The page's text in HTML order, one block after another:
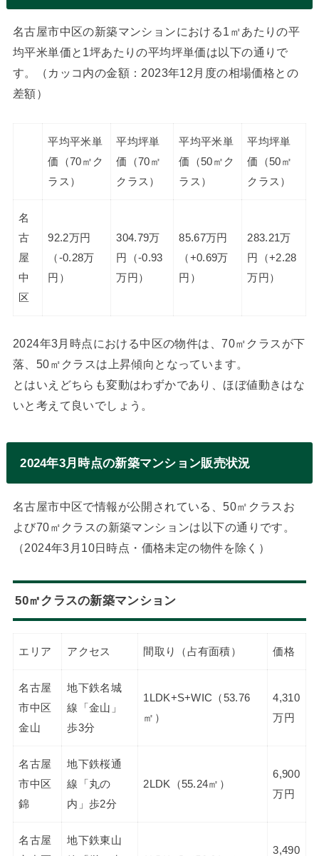
名古屋市中区の新築マンションにおける1㎡あたりの平
均平米単価と1坪あたりの平均坪単価は以下の通りで
す。（カッコ内の金額：2023年12月度の相場価格との
差額）
平均平米単
価（70㎡ク
ラス）
平均坪単
価（70㎡
クラス）
平均平米単
価（50㎡ク
ラス）
平均坪単
価（50㎡
クラス）
名
古
屋
中
区
92.2万円
（-0.28万
円）
304.79万
円（-0.93
万円）
85.67万円
（+0.69万
円）
283.21万
円（+2.28
万円）
2024年3月時点における中区の物件は、70㎡クラスが下
落、50㎡クラスは上昇傾向となっています。
とはいえどちらも変動はわずかであり、ほぼ値動きはな
いと考えて良いでしょう。
2024年3月時点の新築マンション販売状況
名古屋市中区で情報が公開されている、50㎡クラスお
よび70㎡クラスの新築マンションは以下の通りです。
（2024年3月10日時点・価格未定の物件を除く）
50㎡クラスの新築マンション
エリア アクセス 間取り（占有面積） 価格
名古屋
市中区
金山
地下鉄名城
線「金山」
歩3分
1LDK+S+WIC（53.76
㎡）
4,310
万円
名古屋
市中区
錦
地下鉄桜通
線「丸の
内」歩2分
2LDK（55.24㎡）
6,900
万円
名古屋
地下鉄東山
3,490